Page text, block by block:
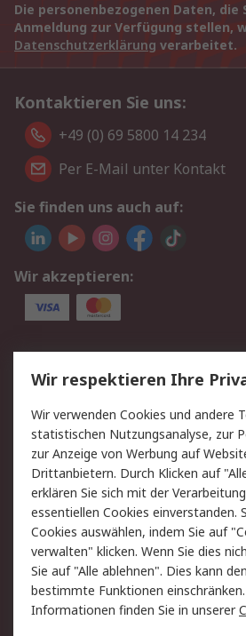
Die personenbezogenen Daten, die
Anmeldung zur Verfügung stellen,
Datenschutzerklärung verarbeitet.
Kontaktieren Sie uns:
+49 (0) 69 5800 14 234
Per E-Mail unter Kontakt
Sie finden uns auch auf:
Wir akzeptieren:
Service
Value Added Services
Rücksendungen
Hilfe
Rechtliches
AGB
Cookie-Richtlinie
Copyright/Impressum
Wir respektieren Ihre
Wir verwenden Cookies und andere
statistischen Nutzungsanalyse, zur
zur Anzeige von Werbung auf
Drittanbietern. Durch Klicken auf
erklären Sie sich mit der
essentiellen Cookies einverstanden.
Cookies auswählen, indem Sie auf
verwalten" klicken. Wenn Sie dies
Sie auf "Alle ablehnen". Dies kann
bestimmte Funktionen
Informationen finden Sie in unserer